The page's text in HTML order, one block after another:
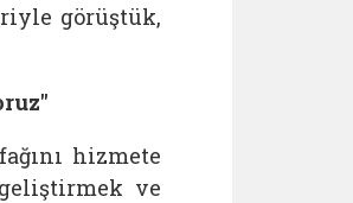
görüştük,
hizmete
ve